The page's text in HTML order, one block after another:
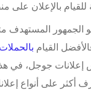
الجمهور المستهدف
القيام بالحملات
إعلانات جوجل، في